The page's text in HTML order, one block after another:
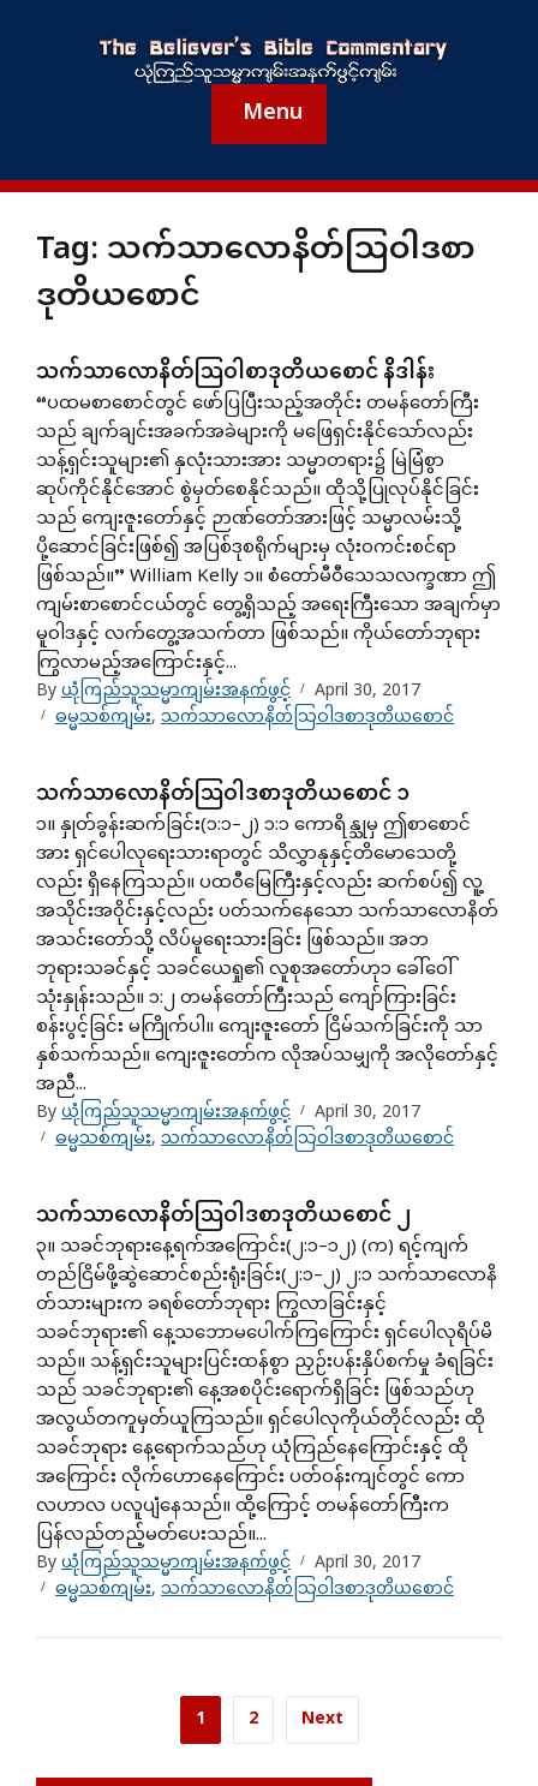
Menu
Tag:သက်သာလောနိတ်သြဝါဒစာ
ဒုတိယစောင်
သက်သာလောနိတ်ဩဝါစာဒုတိယစောင် နိဒါန်း
“ပထမစာစောင်တွင် ဖော်ပြပြီးသည့်အတိုင်း တမန်တော်ကြီး
သည် ချက်ချင်းအခက်အခဲများကို မဖြေရှင်းနိုင်သော်လည်း
သန့်ရှင်းသူများ၏ နှလုံးသားအား သမ္မာတရား၌ မြဲမြံစွာ
ဆုပ်ကိုင်နိုင်အောင် စွဲမှတ်စေနိုင်သည်။ ထိုသို့ပြုလုပ်နိုင်ခြင်း
သည် ကျေးဇူးတော်နှင့် ဉာဏ်တော်အားဖြင့် သမ္မာလမ်းသို့
ပို့ဆောင်ခြင်းဖြစ်၍ အပြစ်ဒုစရိုက်များမှ လုံးဝကင်းစင်ရာ
ဖြစ်သည်။” William Kelly ၁။ စံတော်မီဝီသေသလက္ခဏာ ဤ
ကျမ်းစာစောင်ငယ်တွင် တွေ့ရှိသည့် အရေးကြီးသော အချက်မှာ
မူဝါဒနှင့် လက်တွေ့အသက်တာ ဖြစ်သည်။ ကိုယ်တော်ဘုရား
ကြွလာမည့်အကြောင်းနှင့်...
Byယုံကြည်သူသမ္မာကျမ်းအနက်ဖွင့် April 30, 2017
ဓမ္မသစ်ကျမ်း,သက်သာလောနိတ်သြဝါဒစာဒုတိယစောင်
သက်သာလောနိတ်သြဝါဒစာဒုတိယစောင် ၁
၁။ နှုတ်ခွန်းဆက်ခြင်း(၁:၁–၂) ၁:၁ ကောရိန္သုမှ ဤစာစောင်
အား ရှင်ပေါလုရေးသားရာတွင် သိလွှာနုနှင့်တိမောသေတို့
လည်း ရှိနေကြသည်။ ပထဝီမြေကြီးနှင့်လည်း ဆက်စပ်၍ လူ့
အသိုင်းအဝိုင်းနှင့်လည်း ပတ်သက်နေသော သက်သာလောနိတ်
အသင်းတော်သို့ လိပ်မူရေးသားခြင်း ဖြစ်သည်။ အဘ
ဘုရားသခင်နှင့် သခင်ယေရှု၏ လူစုအတော်ဟု၁ ခေါ်ဝေါ်
သုံးနှုန်းသည်။ ၁:၂ တမန်တော်ကြီးသည် ကျော်ကြားခြင်း
စန်းပွင့်ခြင်း မကြိုက်ပါ။ ကျေးဇူးတော် ငြိမ်သက်ခြင်းကို သာ
နှစ်သက်သည်။ ကျေးဇူးတော်က လိုအပ်သမျှကို အလိုတော်နှင့်
အညီ...
Byယုံကြည်သူသမ္မာကျမ်းအနက်ဖွင့် April 30, 2017
ဓမ္မသစ်ကျမ်း,သက်သာလောနိတ်သြဝါဒစာဒုတိယစောင်
သက်သာလောနိတ်သြဝါဒစာဒုတိယစောင် ၂
၃။ သခင်ဘုရားနေ့ရက်အကြောင်း(၂:၁–၁၂) (က) ရင့်ကျက်
တည်ငြိမ်ဖို့ဆွဲဆောင်စည်းရုံးခြင်း(၂:၁–၂) ၂:၁ သက်သာလောနိ
တ်သားများက ခရစ်တော်ဘုရား ကြွလာခြင်းနှင့်
သခင်ဘုရား၏ နေ့သဘောမပေါက်ကြကြောင်း ရှင်ပေါလုရိပ်မိ
သည်။ သန့်ရှင်းသူများပြင်းထန်စွာ ညှဉ်းပန်းနှိပ်စက်မှု ခံရခြင်း
သည် သခင်ဘုရား၏ နေ့အစပိုင်းရောက်ရှိခြင်း ဖြစ်သည်ဟု
အလွယ်တကူမှတ်ယူကြသည်။ ရှင်ပေါလုကိုယ်တိုင်လည်း ထို
သခင်ဘုရား နေ့ရောက်သည်ဟု ယုံကြည်နေကြောင်းနှင့် ထို
အကြောင်း လိုက်ဟောနေကြောင်း ပတ်ဝန်းကျင်တွင် ကော
လဟာလ ပလူပျံနေသည်။ ထို့ကြောင့် တမန်တော်ကြီးက
ပြန်လည်တည့်မတ်ပေးသည်။...
Byယုံကြည်သူသမ္မာကျမ်းအနက်ဖွင့် April 30, 2017
ဓမ္မသစ်ကျမ်း,သက်သာလောနိတ်သြဝါဒစာဒုတိယစောင်
1 2 Next